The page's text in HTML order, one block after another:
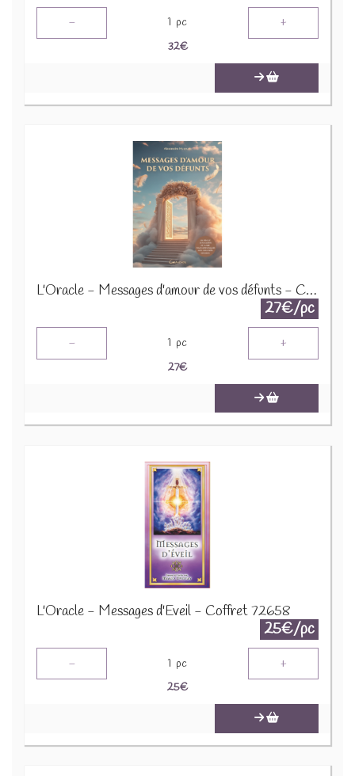
- 1 pc +
32€
L'Oracle - Messages d'amour de vos défunts - Coffret 77425
27€/pc
- 1 pc +
27€
L'Oracle - Messages d'Eveil - Coffret 72658
25€/pc
- 1 pc +
25€